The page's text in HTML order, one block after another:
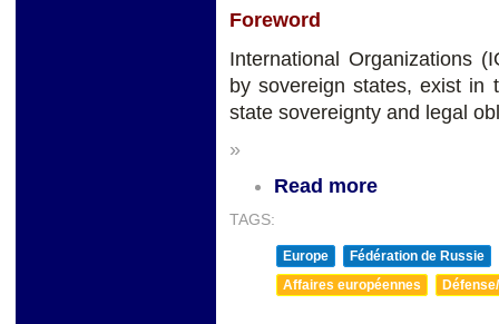
Foreword
International Organizations
by sovereign states, exist in
state sovereignty and legal
»
Read more
TAGS:
Europe
Fédération de Russie
Affaires européennes